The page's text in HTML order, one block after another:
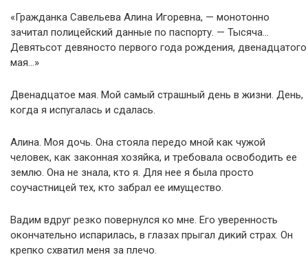
«Гражданка Савельева Алина Игоревна, — монотонно
зачитал полицейский данные по паспорту. — Тысяча…
Девятьсот девяносто первого года рождения, двенадцатого
мая…»
Двенадцатое мая. Мой самый страшный день в жизни. День,
когда я испугалась и сдалась.
Алина. Моя дочь. Она стояла передо мной как чужой
человек, как законная хозяйка, и требовала освободить ее
землю. Она не знала, кто я. Для нее я была просто
соучастницей тех, кто забрал ее имущество.
Вадим вдруг резко повернулся ко мне. Его уверенность
окончательно испарилась, в глазах прыгал дикий страх. Он
крепко схватил меня за плечо.